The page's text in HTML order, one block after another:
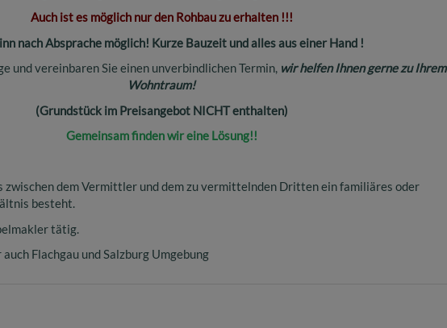
Auch ist es möglich nur den Rohbau zu erhalten !!!
nach Absprache möglich! Kurze Bauzeit und alles aus einer Hand !
und vereinbaren Sie einen unverbindlichen Termin, wir helfen Ihnen gerne zu Ihrem
Wohntraum!
(Grundstück im Preisangebot NICHT enthalten)
Gemeinsam finden wir eine Lösung!!
zwischen dem Vermittler und dem zu vermittelnden Dritten ein familiäres oder
besteht.
tätig.
Flachgau und Salzburg Umgebung